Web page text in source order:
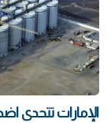
الإمارات تتحدى